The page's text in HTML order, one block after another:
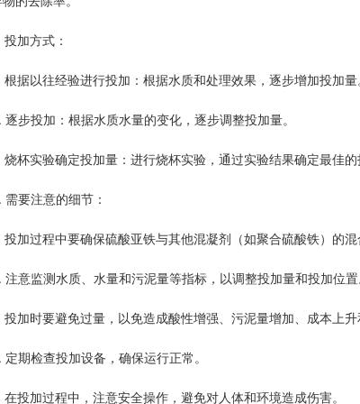
投加方式：
根据以往经验进行投加：根据水质和处理效果，逐步增加投加量
逐步投加：根据水质水量的变化，逐步调整投加量。
烧杯实验确定投加量：进行烧杯实验，通过实验结果确定最佳的
需要注意的细节：
投加过程中要确保硫酸亚铁与其他混凝剂（如聚合硫酸铁）的混
注意监测水质、水量和污泥量等指标，以调整投加量和投加位置
投加时要避免过量，以免造成酸性增强、污泥量增加、成本上升
定期检查投加设备，确保运行正常。
在投加过程中，注意安全操作，避免对人体和环境造成伤害。